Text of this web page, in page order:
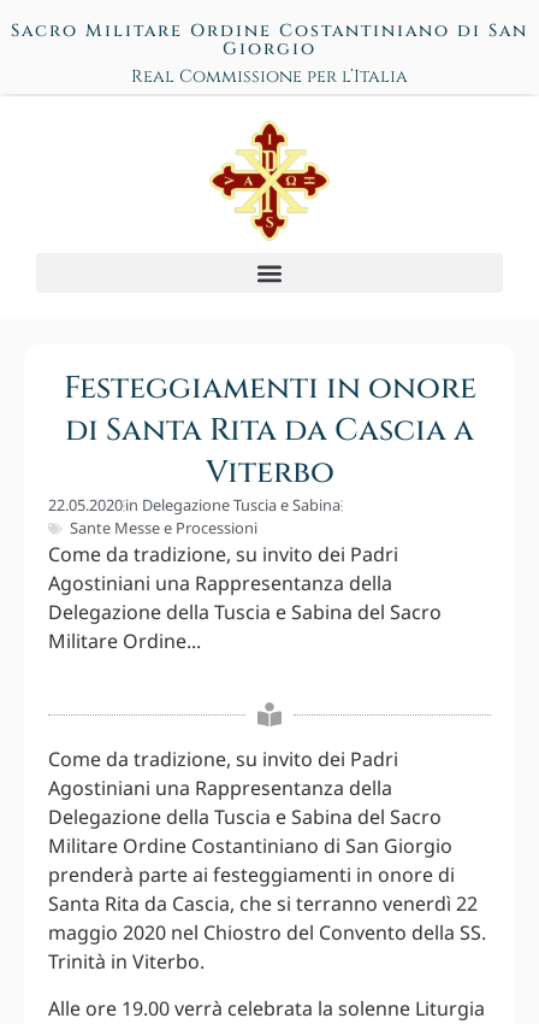
Sacro Militare Ordine Costantiniano di San
Giorgio
Real Commissione per l’Italia
Festeggiamenti in onore
di Santa Rita da Cascia a
Viterbo
22.05.2020in Delegazione Tuscia e Sabina
Sante Messe e Processioni
Come da tradizione, su invito dei Padri
Agostiniani una Rappresentanza della
Delegazione della Tuscia e Sabina del Sacro
Militare Ordine...
Come da tradizione, su invito dei Padri
Agostiniani una Rappresentanza della
Delegazione della Tuscia e Sabina del Sacro
Militare Ordine Costantiniano di San Giorgio
prenderà parte ai festeggiamenti in onore di
Santa Rita da Cascia, che si terranno venerdì 22
maggio 2020 nel Chiostro del Convento della SS.
Trinità in Viterbo.
Alle ore 19.00 verrà celebrata la solenne Liturgia